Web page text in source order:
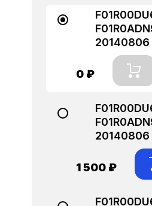
20140806
0 ₽
20140806
1 500 ₽